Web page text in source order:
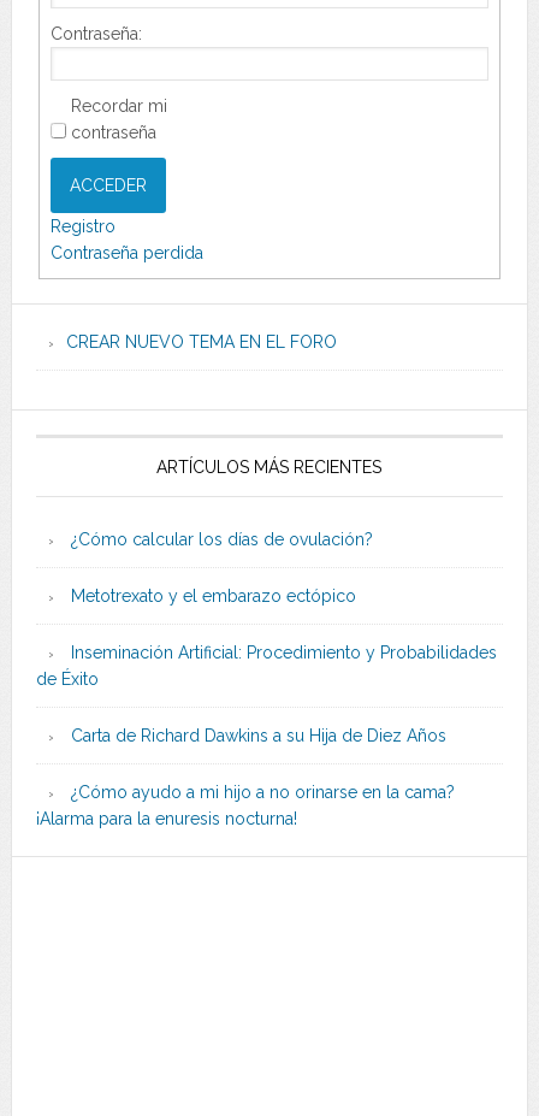
Contraseña:
Recordar mi
contraseña
ACCEDER
Registro
Contraseña perdida
CREAR NUEVO TEMA EN EL FORO
ARTÍCULOS MÁS RECIENTES
¿Cómo calcular los días de ovulación?
Metotrexato y el embarazo ectópico
Inseminación Artificial: Procedimiento y Probabilidades
de Éxito
Carta de Richard Dawkins a su Hija de Diez Años
¿Cómo ayudo a mi hijo a no orinarse en la cama?
¡Alarma para la enuresis nocturna!